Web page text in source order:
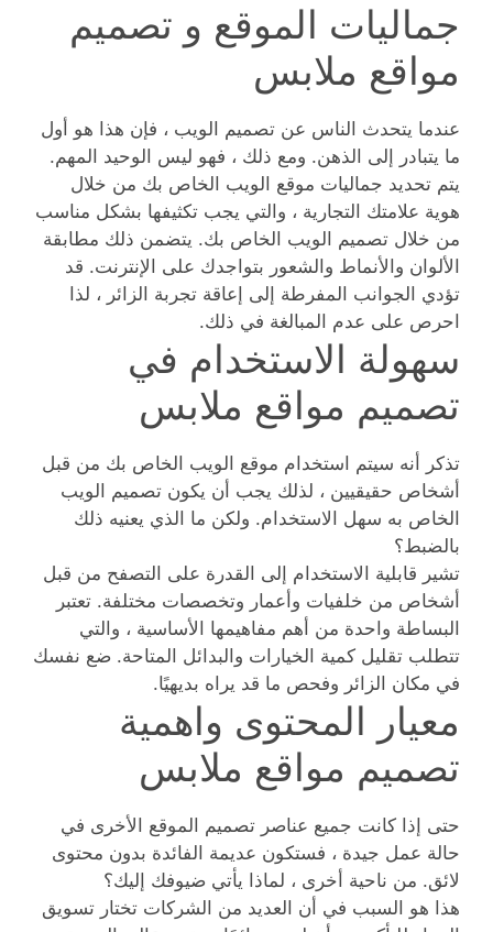
جماليات الموقع و تصميم
مواقع ملابس
عندما يتحدث الناس عن تصميم الويب ، فإن هذا هو أول
ما يتبادر إلى الذهن. ومع ذلك ، فهو ليس الوحيد المهم.
يتم تحديد جماليات موقع الويب الخاص بك من خلال
هوية علامتك التجارية ، والتي يجب تكثيفها بشكل مناسب
من خلال تصميم الويب الخاص بك. يتضمن ذلك مطابقة
الألوان والأنماط والشعور بتواجدك على الإنترنت. قد
تؤدي الجوانب المفرطة إلى إعاقة تجربة الزائر ، لذا
احرص على عدم المبالغة في ذلك.
سهولة الاستخدام في
تصميم مواقع ملابس
تذكر أنه سيتم استخدام موقع الويب الخاص بك من قبل
أشخاص حقيقيين ، لذلك يجب أن يكون تصميم الويب
الخاص به سهل الاستخدام. ولكن ما الذي يعنيه ذلك
بالضبط؟
تشير قابلية الاستخدام إلى القدرة على التصفح من قبل
أشخاص من خلفيات وأعمار وتخصصات مختلفة. تعتبر
البساطة واحدة من أهم مفاهيمها الأساسية ، والتي
تتطلب تقليل كمية الخيارات والبدائل المتاحة. ضع نفسك
في مكان الزائر وفحص ما قد يراه بديهيًا.
معيار المحتوى واهمية
تصميم مواقع ملابس
حتى إذا كانت جميع عناصر تصميم الموقع الأخرى في
حالة عمل جيدة ، فستكون عديمة الفائدة بدون محتوى
لائق. من ناحية أخرى ، لماذا يأتي ضيوفك إليك؟
هذا هو السبب في أن العديد من الشركات تختار تسويق